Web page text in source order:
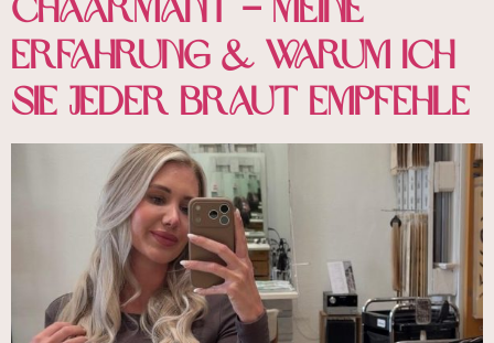
Erfahrung & warum ich
sie jeder Braut empfehle